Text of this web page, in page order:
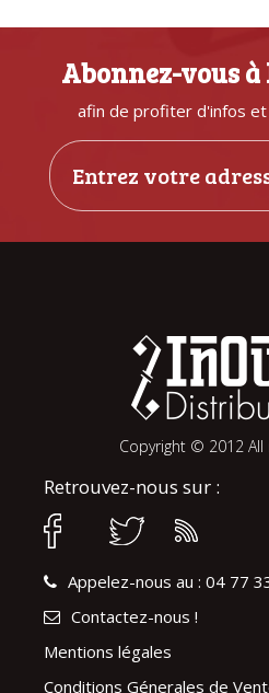
Abonnez-vous
afin de profiter d'infos
Copyright © 2012 All
Retrouvez-nous sur :
Appelez-nous au : 04 77
Contactez-nous !
Mentions légales
Conditions Génerales de